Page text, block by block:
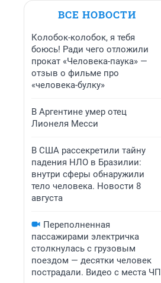
ВСЕ НОВОСТИ
Колобок-колобок, я тебя
боюсь! Ради чего отложили
прокат «Человека-паука» —
отзыв о фильме про
«человека-булку»
В Аргентине умер отец
Лионеля Месси
В США рассекретили тайну
падения НЛО в Бразилии:
внутри сферы обнаружили
тело человека. Новости 8
августа
Переполненная
пассажирами электричка
столкнулась с грузовым
поездом — десятки человек
пострадали. Видео с места ЧП